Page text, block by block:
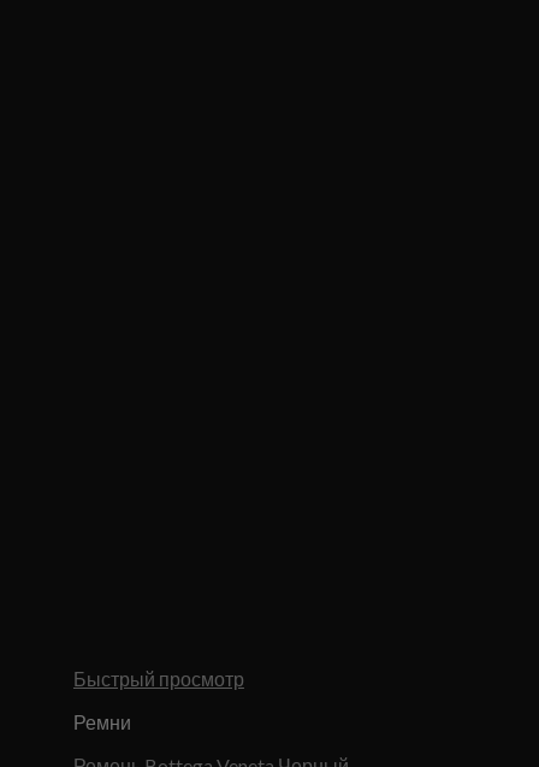
Быстрый просмотр
Ремни